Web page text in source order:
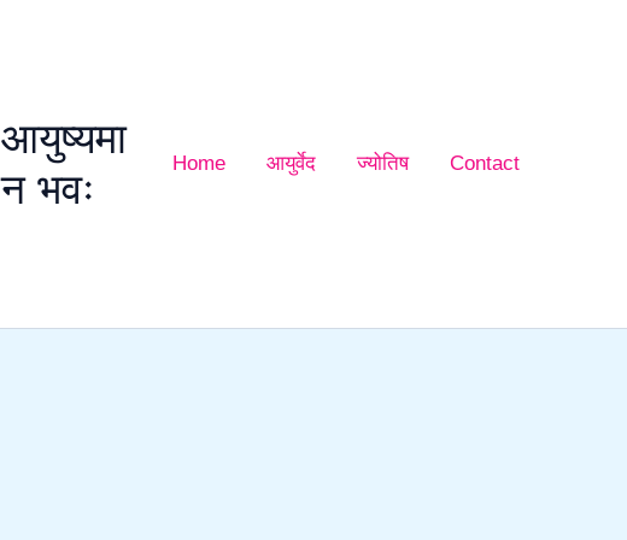
आयुष्यमा
न भवः
Home आयुर्वेद ज्योतिष Contact